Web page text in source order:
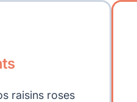
raisins roses